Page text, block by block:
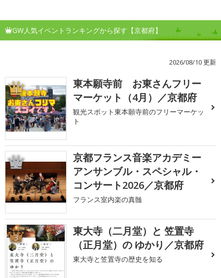
GW人気イベントランキングから探す【京都府】
2026/08/10 更新
1
東本願寺前 お東さんフリー
マーケット（4月）／京都府
観光スポット東本願寺前のフリーマーケッ
ト
2
京都フランス音楽アカデミー
アンサンブル・スペシャル・
コンサート2026／京都府
フランス室内楽の真髄
3
東大寺（二月堂）と 笠置寺
（正月堂）の ゆかり／京都府
東大寺と笠置寺の歴史を知る